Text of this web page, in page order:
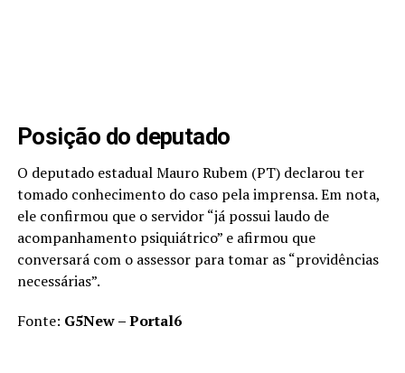
Posição do deputado
O deputado estadual Mauro Rubem (PT) declarou ter
tomado conhecimento do caso pela imprensa. Em nota,
ele confirmou que o servidor “já possui laudo de
acompanhamento psiquiátrico” e afirmou que
conversará com o assessor para tomar as “providências
necessárias”.
Fonte: G5New – Portal6